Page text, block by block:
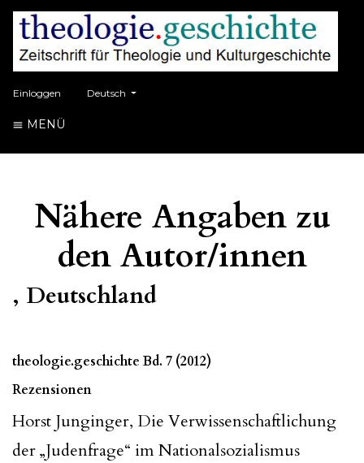
Einloggen ##plugins.themes.healthSciences.language.toggle##
Deutsch
MENÜ
Nähere Angaben zu
den Autor/innen
, Deutschland
theologie.geschichte Bd. 7 (2012)
Rezensionen
Horst Junginger, Die Verwissenschaftlichung
der „Judenfrage“ im Nationalsozialismus